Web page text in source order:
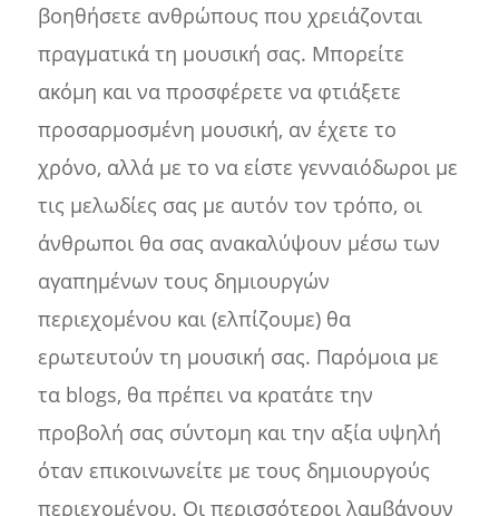
βοηθήσετε ανθρώπους που χρειάζονται
πραγματικά τη μουσική σας. Μπορείτε
ακόμη και να προσφέρετε να φτιάξετε
προσαρμοσμένη μουσική, αν έχετε το
χρόνο, αλλά με το να είστε γενναιόδωροι με
τις μελωδίες σας με αυτόν τον τρόπο, οι
άνθρωποι θα σας ανακαλύψουν μέσω των
αγαπημένων τους δημιουργών
περιεχομένου και (ελπίζουμε) θα
ερωτευτούν τη μουσική σας. Παρόμοια με
τα blogs, θα πρέπει να κρατάτε την
προβολή σας σύντομη και την αξία υψηλή
όταν επικοινωνείτε με τους δημιουργούς
περιεχομένου. Οι περισσότεροι λαμβάνουν